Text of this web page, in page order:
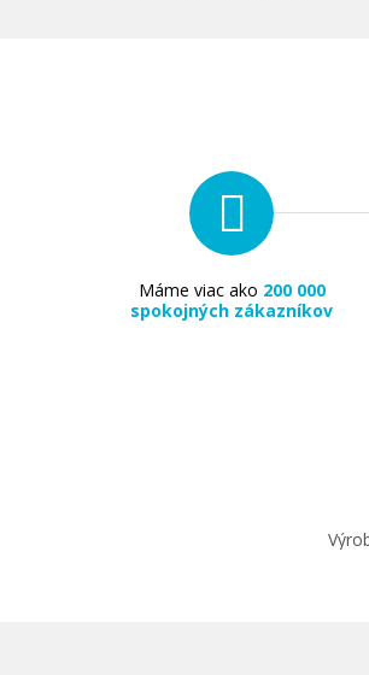
Máme viac ako 200 000
spokojných zákazníkov